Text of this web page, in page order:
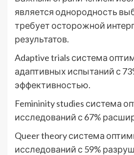
является однородность
требует осторожной
результатов.
Adaptive trials система
адаптивных испытаний с
эффективностью.
Femininity studies система
исследований с 67%
Queer theory система
исследований с 59%